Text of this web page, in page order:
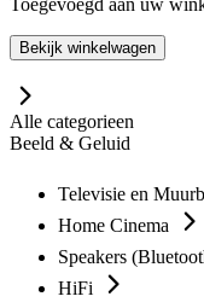
Toegevoegd aan uw
Bekijk winkelwagen
Alle categorieen
Beeld & Geluid
Televisie en
Home Cinema
Speakers
HiFi